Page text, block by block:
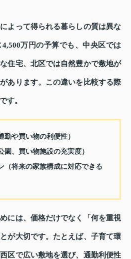
よって得られる暮らしの質は異な
万円の予算でも、中央区では
住宅、北区では自然豊かで敷地が
あります。この違いを比較する際
す。
や買い物の利便性）
園、買い物施設の充実度）
（将来の家族構成に対応できる
には、価格だけでなく「何を重視
が大切です。たとえば、子育て環
区で広い敷地を選び、通勤利便性